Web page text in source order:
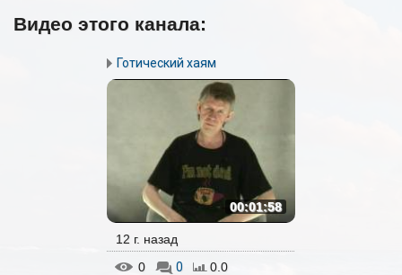
Видео этого канала:
Готический хаям
00:01:58
12 г. назад
0
0 0.0